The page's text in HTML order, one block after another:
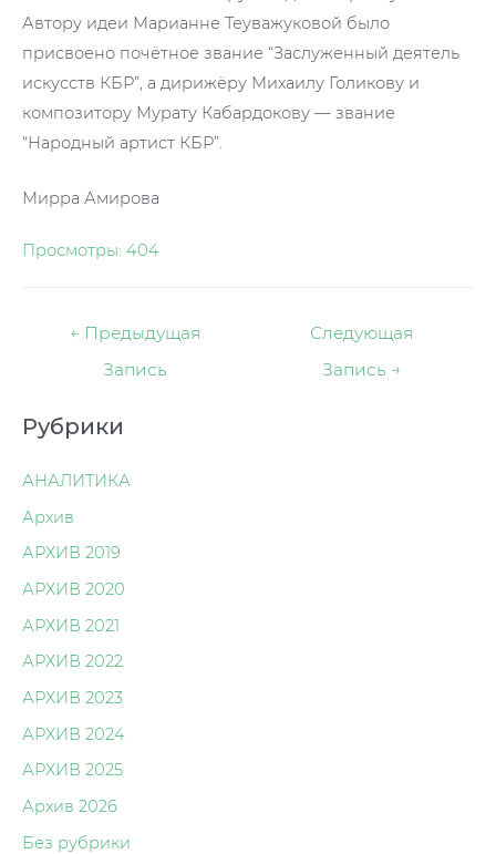
Автору идеи Марианне Теуважуковой было
присвоено почётное звание “Заслуженный деятель
искусств КБР”, а дирижёру Михаилу Голикову и
композитору Мурату Кабардокову — звание
“Народный артист КБР”.
Мирра Амирова
Просмотры: 404
Навигация
← Предыдущая
Запись
Следующая
Запись →
Рубрики
АНАЛИТИКА
Архив
АРХИВ 2019
АРХИВ 2020
АРХИВ 2021
АРХИВ 2022
АРХИВ 2023
АРХИВ 2024
АРХИВ 2025
Архив 2026
Без рубрики